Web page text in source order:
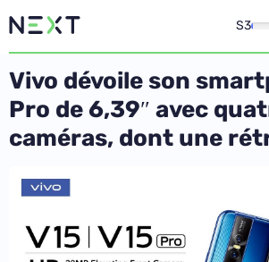
S3
Vivo dévoile son
Pro de 6,39″ avec
caméras, dont une